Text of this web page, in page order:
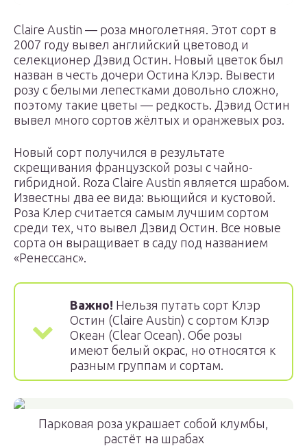
Claire Austin — роза многолетняя. Этот сорт в
2007 году вывел английский цветовод и
селекционер Дэвид Остин. Новый цветок был
назван в честь дочери Остина Клэр. Вывести
розу с белыми лепестками довольно сложно,
поэтому такие цветы — редкость. Дэвид Остин
вывел много сортов жёлтых и оранжевых роз.
Новый сорт получился в результате
скрещивания французской розы с чайно-
гибридной. Roza Claire Austin является шрабом.
Известны два ее вида: вьющийся и кустовой.
Роза Клер считается самым лучшим сортом
среди тех, что вывел Дэвид Остин. Все новые
сорта он выращивает в саду под названием
«Ренессанс».
Важно! Нельзя путать сорт Клэр
Остин (Claire Austin) с сортом Клэр
Океан (Clear Ocean). Обе розы
имеют белый окрас, но относятся к
разным группам и сортам.
Парковая роза украшает собой клумбы,
растёт на шрабах